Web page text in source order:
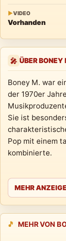
▶VIDEO
Vorhanden
🎤 ÜBER BONEY
Boney M. war
der 1970er
Sie ist
Pop mit einem
kombinierte.
MEHR
🎵 MEHR VON